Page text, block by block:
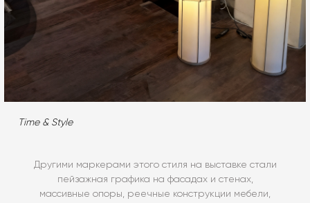
Time & Style
Другими маркерами этого стиля на выставке стали
пейзажная графика на фасадах и стенах,
массивные опоры, реечные конструкции мебели,